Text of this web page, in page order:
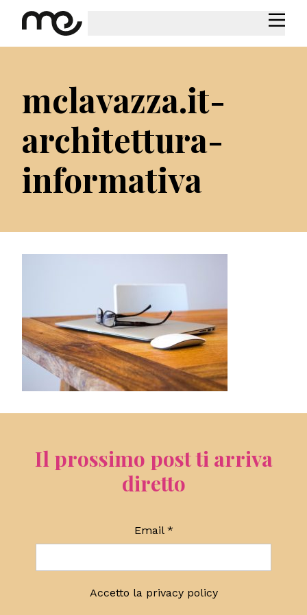
mclavazza.it-
architettura-
informativa
Il prossimo post ti arriva
diretto
Email *
Accetto la privacy policy